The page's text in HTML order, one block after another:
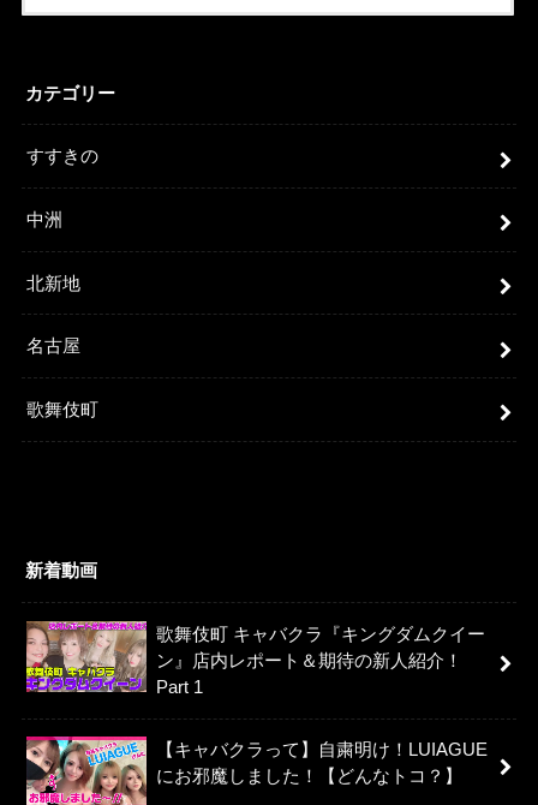
カテゴリー
すすきの
中洲
北新地
名古屋
歌舞伎町
新着動画
歌舞伎町 キャバクラ『キングダムクイー
ン』店内レポート＆期待の新人紹介！
Part 1
【キャバクラって】自粛明け！LUIAGUE
にお邪魔しました！【どんなトコ？】